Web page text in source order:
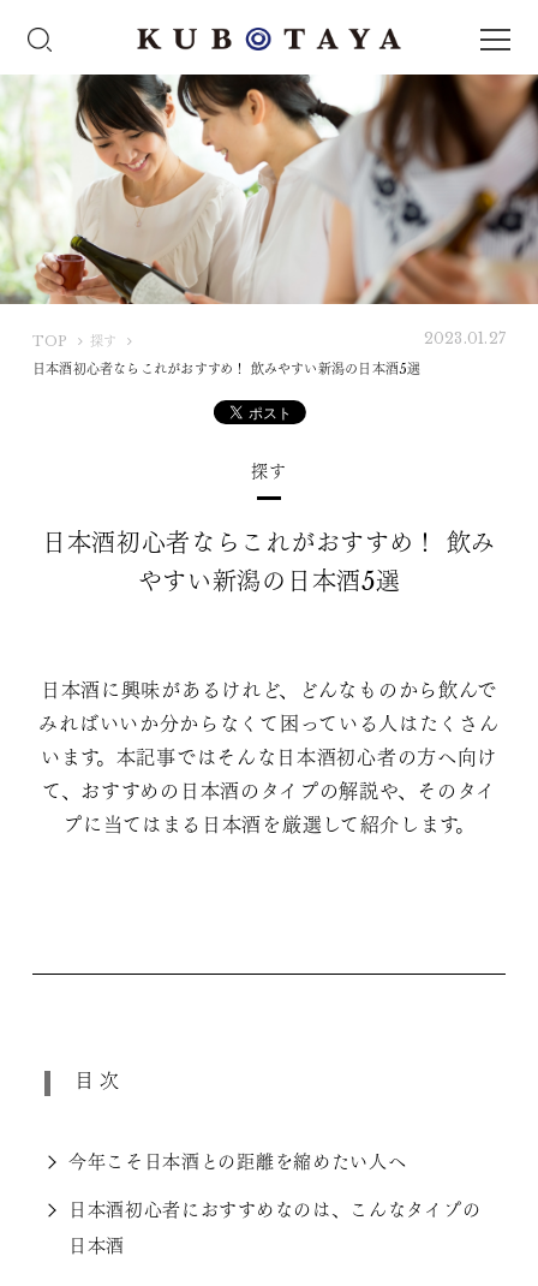
TOP
U
探す
日本酒初心者ならこれがおすすめ！ 飲みやすい新潟の日本酒5選
2023.01.27
探す
日本酒初心者ならこれがおすすめ！ 飲み
やすい新潟の日本酒5選
日本酒に興味があるけれど、どんなものから飲んで
みればいいか分からなくて困っている人はたくさん
います。本記事ではそんな日本酒初心者の方へ向け
て、おすすめの日本酒のタイプの解説や、そのタイ
プに当てはまる日本酒を厳選して紹介します。
目次
今年こそ日本酒との距離を縮めたい人へ
日本酒初心者におすすめなのは、こんなタイプの
日本酒